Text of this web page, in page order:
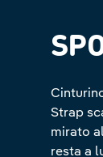
Strap
mirato
resta a